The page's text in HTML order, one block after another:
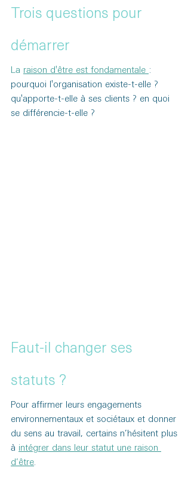
Trois questions pour
démarrer
La raison d'être est fondamentale :
pourquoi l'organisation existe-t-elle ?
qu'apporte-t-elle à ses clients ? en quoi
se différencie-t-elle ?
Faut-il changer ses
statuts ?
Pour affirmer leurs engagements
environnementaux et sociétaux et donner
du sens au travail, certains n’hésitent plus
à intégrer dans leur statut une raison
d’être.